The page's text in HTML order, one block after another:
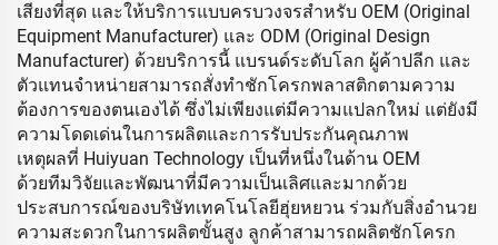
เสียงที่สุด และให้บริการแบบครบวงจรสำหรับ OEM (Original
Equipment Manufacturer) และ ODM (Original Design
Manufacturer) ด้วยบริการนี้ แบรนด์ระดับโลก ผู้ค้าปลีก และ
ตัวแทนจำหน่ายสามารถสั่งทำชักโครกพลาสติกตามความ
ต้องการของตนเองได้ ซึ่งไม่เพียงแต่มีความแปลกใหม่ แต่ยังมี
ความโดดเด่นในการผลิตและการรับประกันคุณภาพ
เหตุผลที่ Huiyuan Technology เป็นที่หนึ่งในด้าน OEM
ด้วยทีมวิจัยและพัฒนาที่มีความเป็นเลิศและมากด้วย
ประสบการณ์ของบริษัทเทคโนโลยีฮุ่ยหยวน ร่วมกับสิ่งอำนวย
ความสะดวกในการผลิตขั้นสูง ลูกค้าสามารถผลิตชักโครก